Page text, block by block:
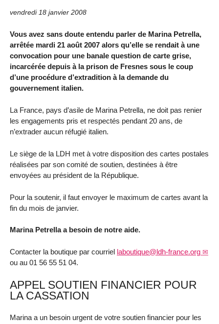
vendredi 18 janvier 2008
Vous avez sans doute entendu parler de Marina Petrella,
arrêtée mardi 21 août 2007 alors qu’elle se rendait à une
convocation pour une banale question de carte grise,
incarcérée depuis à la prison de Fresnes sous le coup
d’une procédure d’extradition à la demande du
gouvernement italien.
La France, pays d’asile de Marina Petrella, ne doit pas renier
les engagements pris et respectés pendant 20 ans, de
n’extrader aucun réfugié italien.
Le siège de la LDH met à votre disposition des cartes postales
réalisées par son comité de soutien, destinées à être
envoyées au président de la République.
Pour la soutenir, il faut envoyer le maximum de cartes avant la
fin du mois de janvier.
Marina Petrella a besoin de notre aide.
Contacter la boutique par courriel laboutique@ldh-france.org
ou au 01 56 55 51 04.
APPEL SOUTIEN FINANCIER POUR
LA CASSATION
Marina a un besoin urgent de votre soutien financier pour les